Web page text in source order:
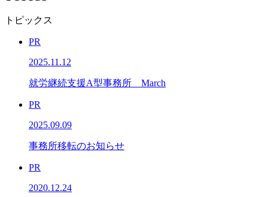
トピックス
PR
2025.11.12
就労継続支援A型事務所 March
PR
2025.09.09
事務所移転のお知らせ
PR
2020.12.24